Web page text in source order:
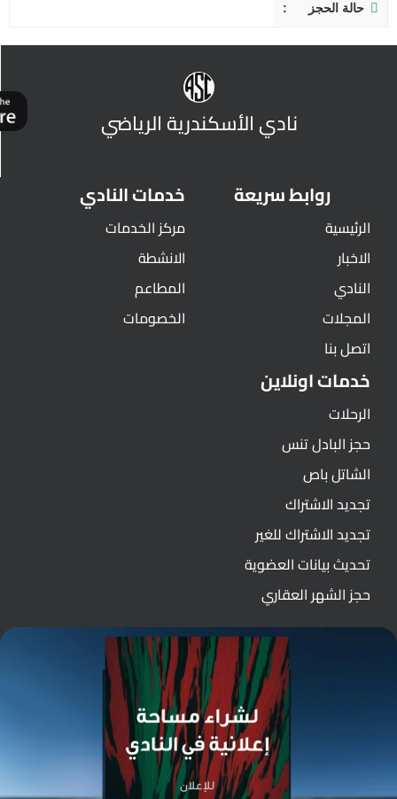
حالة الحجز
نادي الأسكندرية الرياضي
روابط سريعة
الرئيسية
الاخبار
النادي
المجلات
اتصل بنا
خدمات النادي
مركز الخدمات
الانشطة
المطاعم
الخصومات
خدمات اونلاين
الرحلات
حجز البادل تنس
الشاتل باص
تجديد الاشتراك
تجديد الاشتراك للغير
تحديث بيانات العضوية
حجز الشهر العقاري